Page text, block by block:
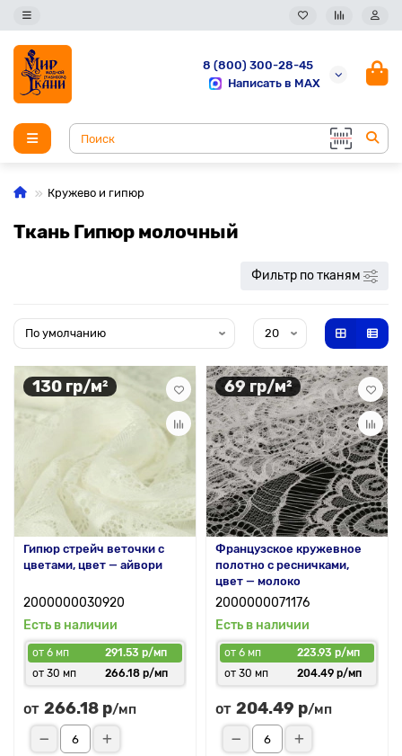
8 (800) 300-28-45
Написать в MAX
Кружево и гипюр
Ткань Гипюр молочный
Фильтр по тканям
130 гр/м²
Гипюр стрейч веточки с
цветами, цвет — айвори
2000000030920
Есть в наличии
от 6 мп
291.53 р/мп
от 30 мп
266.18 р/мп
от 266.18 р/мп
69 гр/м²
Французское кружевное
полотно с ресничками,
цвет — молоко
2000000071176
Есть в наличии
от 6 мп
223.93 р/мп
от 30 мп
204.49 р/мп
от 204.49 р/мп